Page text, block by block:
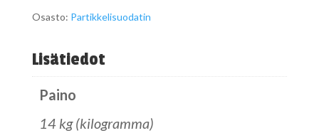
Osasto: Partikkelisuodatin
Lisätiedot
Paino
14 kg (kilogramma)